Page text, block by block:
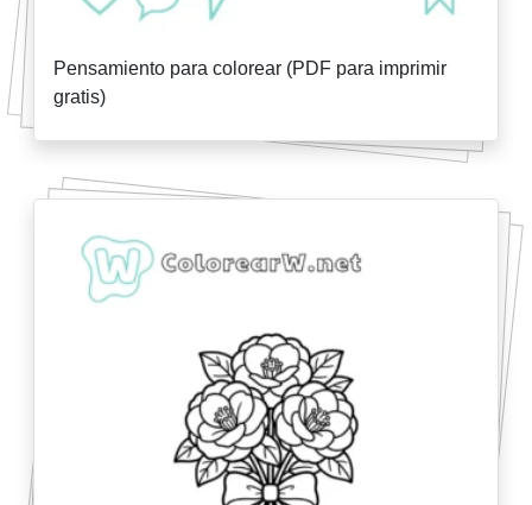
Pensamiento para colorear (PDF para imprimir
gratis)